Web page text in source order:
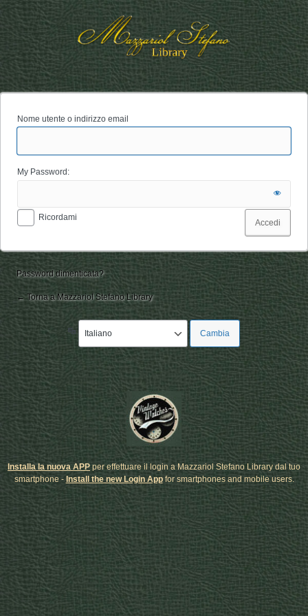
Accedi
Nome utente o indirizzo email
My Password:
Ricordami
Password dimenticata?
← Torna a Mazzariol Stefano Library
Lingua
Installa la nuova APP per effettuare il login a Mazzariol Stefano Library dal tuo
smartphone - Install the new Login Appfor smartphones and mobile users.